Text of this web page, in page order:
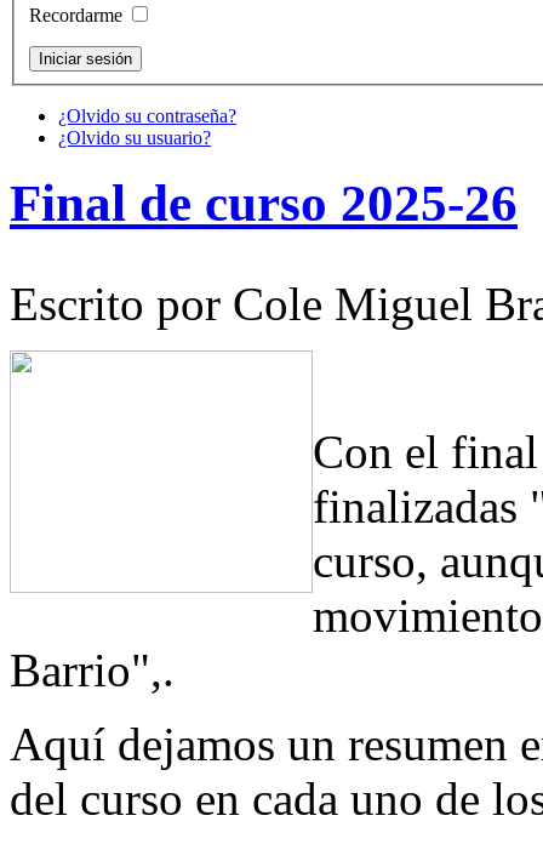
Recordarme
¿Olvido su contraseña?
¿Olvido su usuario?
Final de curso 2025-26
Escrito por Cole Miguel
Con el
finalizadas
curso,
Barrio",.
Aquí dejamos un resumen
del curso en cada uno de